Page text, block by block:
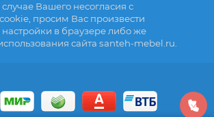
Вашего несогласия с
просим Вас произвести
в браузере либо же
сайта santeh-mebel.ru.